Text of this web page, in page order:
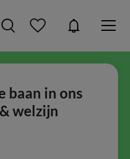
baan in ons
welzijn